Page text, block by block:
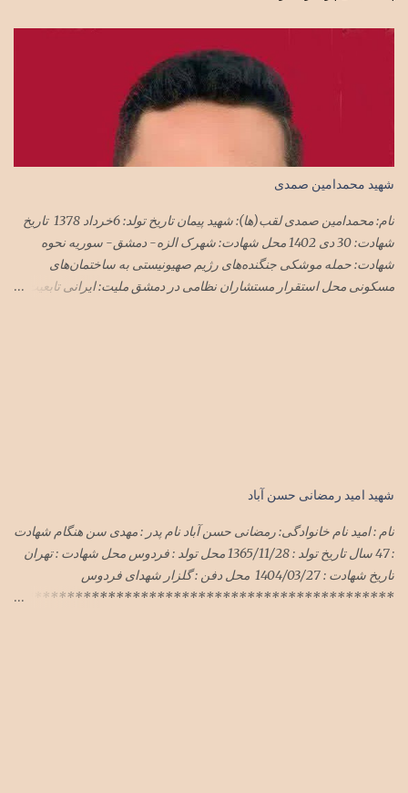
شهید محمدامین صمدی
نام: محمدامین صمدی لقب(ها): شهید پیمان تاریخ تولد: 6خرداد 1378 تاریخ
شهادت: 30 دی 1402 محل شهادت: شهرک الزه- دمشق- سوریه نحوه
شهادت: حمله موشکی جنگنده‌های رژیم صهیونیستی به ساختمان‌های
مسکونی محل استقرار مستشاران نظامی در دمشق ملیت: ایرانی تابعیت:
شهید امید رمضانی حسن آباد
نام : امید نام خانوادگی: رمضانی حسن آباد نام پدر : مهدی سن هنگام شهادت
: 47 سال تاریخ تولد : 1365/11/28 محل تولد : فردوس محل شهادت : تهران
تاریخ شهادت : 1404/03/27 محل دفن : گلزار شهدای فردوس
**********************************************